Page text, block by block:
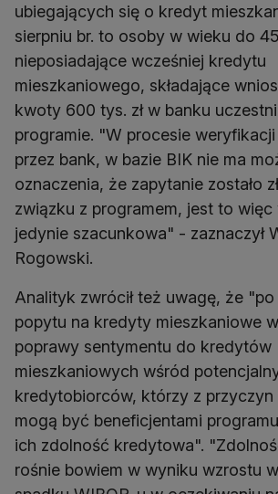
ubiegających się o kredyt
sierpniu br. to osoby w wieku do
nieposiadające wcześniej kredytu
mieszkaniowego, składające
kwoty 600 tys. zł w banku
programie. "W procesie
przez bank, w bazie BIK nie ma
oznaczenia, że zapytanie zostało
związku z programem, jest to więc
jedynie szacunkowa" - zaznaczył
Analityk zwrócił też uwagę, że
popytu na kredyty mieszkaniowe
poprawy sentymentu do kredytów
mieszkaniowych wśród
kredytobiorców, którzy z przyczyn
mogą być beneficjentami
ich zdolność kredytowa".
rośnie bowiem w wyniku wzrostu